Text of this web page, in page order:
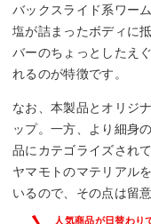
バックスライド系ワー
塩が詰まったボディに
バーのちょっとしたえ
れるのが特徴です。
なお、本製品とオリジ
ップ。一方、より細身
品にカテゴライズされ
ヤマモトのマテリアル
いるので、その点は留